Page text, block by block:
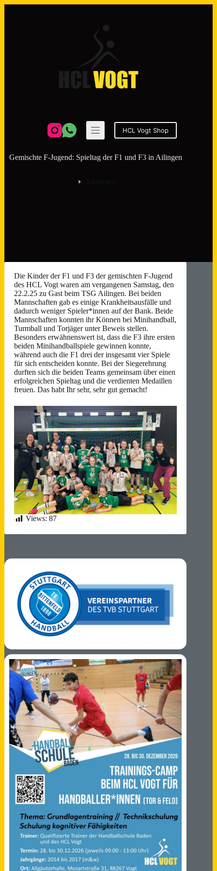
HCL Vogt Shop
Gemischte F-Jugend: Spieltag der F1 und F3 in Ailingen
Die Kinder der F1 und F3 der gemischten F-Jugend
des HCL Vogt waren am vergangenen Samstag, den
22.2.25 zu Gast beim TSG Ailingen. Bei beiden
Mannschaften gab es einige Krankheitsausfälle und
dadurch weniger Spieler*innen auf der Bank. Beide
Mannschaften konnten ihr Können bei Minihandball,
Turmball und Torjäger unter Beweis stellen.
Besonders erwähnenswert ist, dass die F3 ihre ersten
beiden Minihandballspiele gewinnen konnte,
während auch die F1 drei der insgesamt vier Spiele
für sich entscheiden konnte. Bei der Siegerehrung
durften sich die beiden Teams gemeinsam über einen
erfolgreichen Spieltag und die verdienten Medaillen
freuen. Das habt Ihr sehr, sehr gut gemacht!
Views: 87